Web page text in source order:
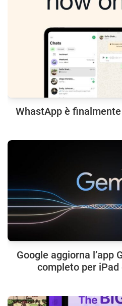
WhastApp è
Google aggiorna l’app
completo per